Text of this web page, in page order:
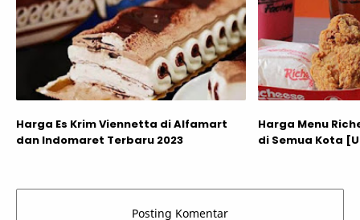
Harga Es Krim Viennetta di Alfamart
dan Indomaret Terbaru 2023
Harga Menu
di Semua Kota